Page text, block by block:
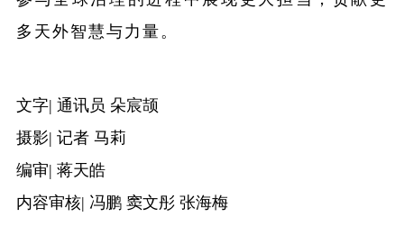
多天外智慧与力量。
文字| 通讯员 朵宸颉
摄影| 记者 马莉
编审| 蒋天皓
内容审核| 冯鹏 窦文彤 张海梅